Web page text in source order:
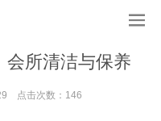
会所清洁与保养
点击次数：146